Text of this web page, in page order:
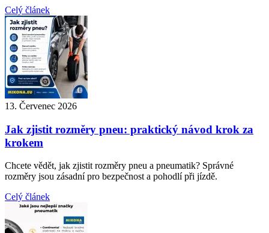
Celý článek
13. Červenec 2026
Jak zjistit rozměry pneu: praktický návod krok za
krokem
Chcete vědět, jak zjistit rozměry pneu a pneumatik? Správné
rozměry jsou zásadní pro bezpečnost a pohodlí při jízdě.
Celý článek